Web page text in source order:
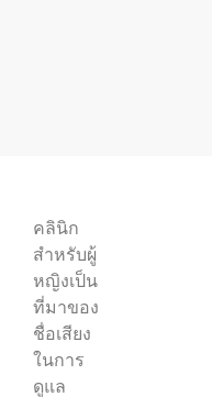
คลินิก
สำหรับผู้
หญิงเป็น
ที่มาของ
ชื่อเสียง
ในการ
ดูแล